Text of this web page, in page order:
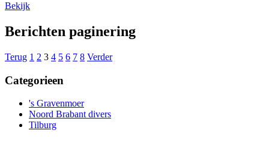
Bekijk
Berichten paginering
Terug 1 2 3 4 5 6 7 8 Verder
Categorieen
's Gravenmoer
Noord Brabant divers
Tilburg